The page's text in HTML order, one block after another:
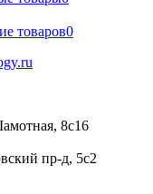
товаров0
8с16
пр-д, 5с2